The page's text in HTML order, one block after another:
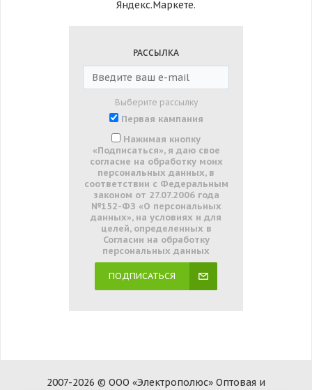
РАССЫЛКА
Выберите рассылку
Первая кампания
Нажимая кнопку
«Подписаться», я даю свое
согласие на обработку моих
персональных данных, в
соответствии с Федеральным
законом от 27.07.2006 года
№152-ФЗ «О персональных
данных», на условиях и для
целей, определенных в
Согласии на обработку
персональных данных
ПОДПИСАТЬСЯ
2007-2026 © ООО «Электрополюс» Оптовая и